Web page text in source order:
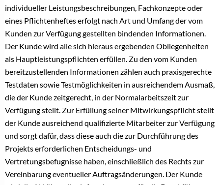
individueller Leistungsbeschreibungen, Fachkonzepte oder
eines Pflichtenheftes erfolgt nach Art und Umfang der vom
Kunden zur Verfügung gestellten bindenden Informationen.
Der Kunde wird alle sich hieraus ergebenden Obliegenheiten
als Hauptleistungspflichten erfüllen. Zu den vom Kunden
bereitzustellenden Informationen zählen auch praxisgerechte
Testdaten sowie Testmöglichkeiten in ausreichendem Ausmaß,
die der Kunde zeitgerecht, in der Normalarbeitszeit zur
Verfügung stellt. Zur Erfüllung seiner Mitwirkungspflicht stellt
der Kunde ausreichend qualifizierte Mitarbeiter zur Verfügung
und sorgt dafür, dass diese auch die zur Durchführung des
Projekts erforderlichen Entscheidungs- und
Vertretungsbefugnisse haben, einschließlich des Rechts zur
Vereinbarung eventueller Auftragsänderungen. Der Kunde